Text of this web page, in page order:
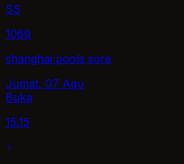
SS
1069
shanghai pools sore
Jumat, 07 Agu
Buka
15.15